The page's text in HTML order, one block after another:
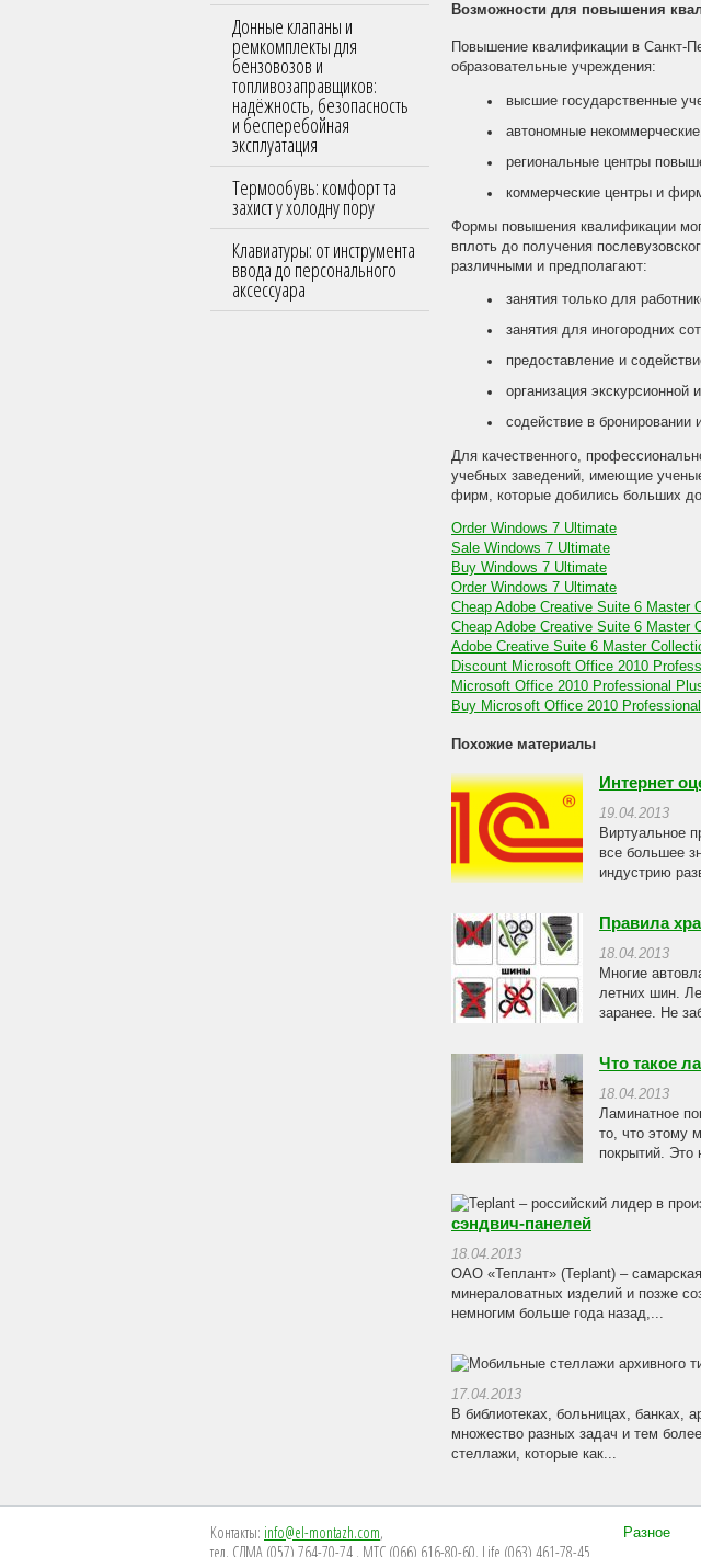
Донные клапаны и
ремкомплекты для
бензовозов и
топливозаправщиков:
надёжность, безопасность
и бесперебойная
эксплуатация
Термообувь: комфорт та
захист у холодну пору
Клавиатуры: от инструмента
ввода до персонального
аксессуара
Возможности для повышения
Повышение квалификации в Санкт-
образовательные учреждения:
высшие государственные
автономные
региональные центры
коммерческие центры и
Формы повышения квалификации
вплоть до получения
различными и предполагают:
занятия только для
занятия для иногородних
предоставление и
организация экскурсионной
содействие в бронировании
Для качественного,
учебных заведений, имеющие
фирм, которые добились больших
Order Windows 7 Ultimate
Sale Windows 7 Ultimate
Buy Windows 7 Ultimate
Order Windows 7 Ultimate
Cheap Adobe Creative Suite 6 Master
Cheap Adobe Creative Suite 6 Master
Adobe Creative Suite 6 Master
Discount Microsoft Office 2010
Microsoft Office 2010 Professional
Buy Microsoft Office 2010
Похожие материалы
Интернет
19.04.2013
Виртуальное
все большее
индустрию
Правила
18.04.2013
Многие
летних шин.
заранее. Не
Что такое
18.04.2013
Ламинатное
то, что этому
покрытий. Это
сэндвич-панелей
18.04.2013
ОАО «Теплант» (Teplant) –
минераловатных изделий и позже
немногим больше года назад,...
17.04.2013
В библиотеках, больницах, банках,
множество разных задач и тем
стеллажи, которые как...
Контакты: info@el-montazh.com,
тел. СДМА (057) 764-70-74 , МТС (066) 616-80-60, Life (063) 461-78-45
Разное